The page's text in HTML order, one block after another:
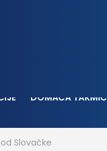
DOMAĆA
Slovačke